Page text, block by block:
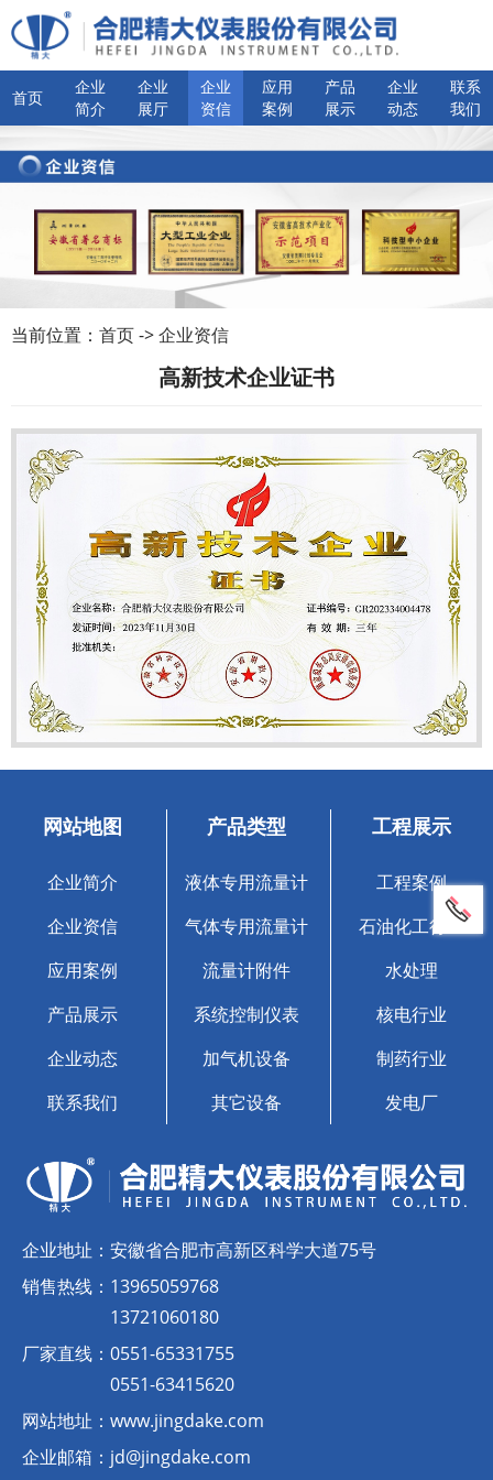
首页
企业
简介
企业
展厅
企业
资信
应用
案例
产品
展示
企业
动态
联系
我们
当前位置： 首页->企业资信
高新技术企业证书
企业地址： 安徽省合肥市高新区科学大道75号
销售热线： 13965059768
13721060180
厂家直线： 0551-65331755
0551-63415620
网站地址： www.jingdake.com
企业邮箱： jd@jingdake.com
网站地图
企业简介
企业资信
应用案例
产品展示
企业动态
联系我们
产品类型
液体专用流量计
气体专用流量计
流量计附件
系统控制仪表
加气机设备
其它设备
工程展示
工程案例
石油化工行业
水处理
核电行业
制药行业
发电厂